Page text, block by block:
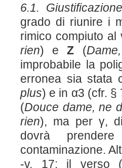
6.1.
grado di riunire i
rimico compiuto al
rien) eZ (
improbabile la
erronea sia stata
plus) e in α3 (cfr.
(Douce dame, ne
rien), ma per γ,
dovrà
contaminazione.
-v. 17: il verso